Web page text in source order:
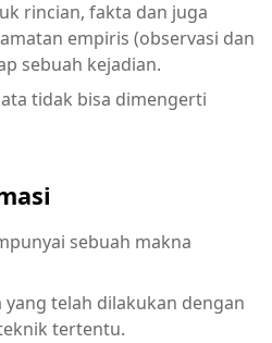
rincian, fakta dan juga
empiris (observasi dan
sebuah kejadian.
tidak bisa dimengerti
sebuah makna
telah dilakukan dengan
tertentu.